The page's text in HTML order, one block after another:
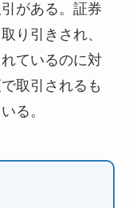
がある。証券
り引きされ、
ているのに対
取引されるも
る。